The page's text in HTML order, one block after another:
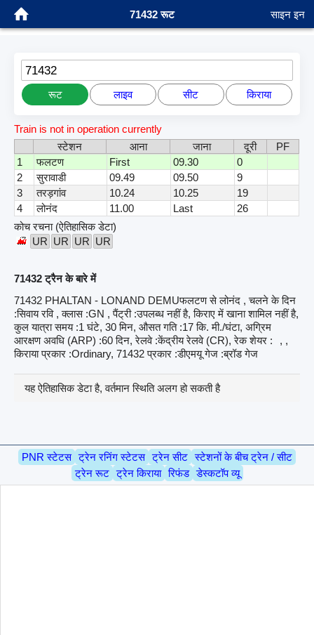
71432 रूट साइन इन
71432
रूट लाइव सीट किराया
Train is not in operation currently
स्टेशन
आना जाना दूरी
PF
1
फलटण First 09.30
0
2
सुरावाडी 09.49 09.50
9
3
तरड़गांव 10.24 10.25
19
4
लोनंद 11.00 Last
26
कोच रचना (ऐतिहासिक डेटा)
UR UR UR UR
71432 ट्रैन के बारे में
71432 PHALTAN - LONAND DEMUफलटण से लोनंद , चलने के दिन
:सिवाय रवि , क्लास :GN , पैंट्री :उपलब्ध नहीं है, किराए में खाना शामिल नहीं है,
कुल यात्रा समय :1 घंटे, 30 मिन, औसत गति :17 कि. मी./घंटा, अग्रिम
आरक्षण अवधि (ARP) :60 दिन, रेलवे :केंद्रीय रेलवे (CR), रेक शेयर :
, ,
किराया प्रकार :Ordinary, 71432 प्रकार :डीएमयू गेज :ब्रॉड गेज
यह ऐतिहासिक डेटा है, वर्तमान स्थिति अलग हो सकती है
PNR स्टेटस ट्रेन रनिंग स्टेटस ट्रेन सीट स्टेशनों के बीच ट्रेन / सीट
ट्रेन रूट ट्रेन किराया रिफंड डेस्कटॉप व्यू